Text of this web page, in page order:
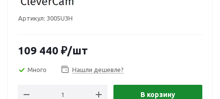
Артикул: 3005U3H
109 440 ₽/шт
Много Нашли дешевле?
В корзину